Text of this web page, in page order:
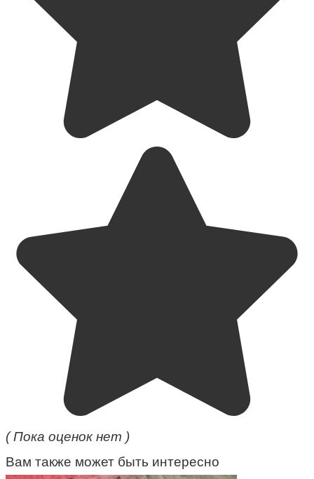
( Пока оценок нет )
Вам также может быть интересно